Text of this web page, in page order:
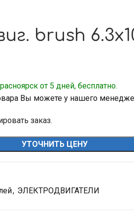
brush
от 5 дней, бесплатно.
Вы можете у нашего
заказ.
УТОЧНИТЬ ЦЕНУ
, ЭЛЕКТРОДВИГАТЕЛИ